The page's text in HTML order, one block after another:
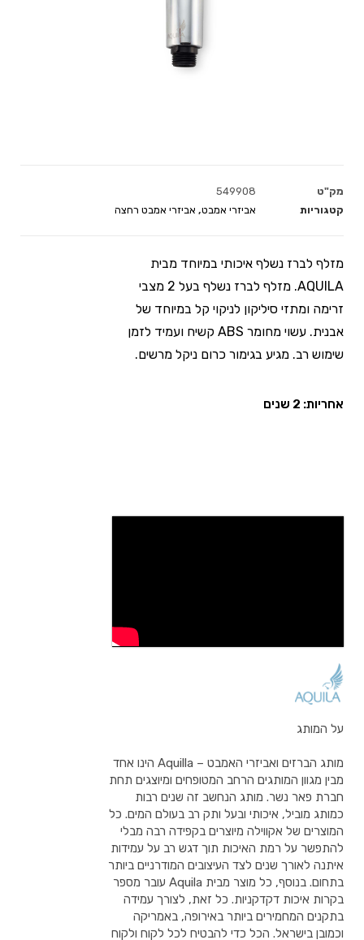
מק"ט
549908
קטגוריות
אביזרי אמבט, אביזרי אמבט רחצה
מזלף לברז נשלף איכותי במיוחד מבית
AQUILA. מזלף לברז נשלף בעל 2 מצבי
זרימה ומתזי סיליקון לניקוי קל במיוחד של
אבנית. עשוי מחומר ABS קשיח ועמיד לזמן
שימוש רב. מגיע בגימור כרום ניקל מרשים.
אחריות: 2 שנים
על המותג
מותג הברזים ואביזרי האמבט – Aquilla הינו אחד
מבין מגוון המותגים הרחב המטופחים ומיוצגים תחת
חברת פאר נשר. מותג הנחשב זה שנים רבות
כמותג מוביל, איכותי ובעל ותק רב בעולם המים. כל
המוצרים של אקווילה מיוצרים בקפידה רבה מבלי
להתפשר על רמת האיכות תוך דגש רב על עמידות
איתנה לאורך שנים לצד העיצובים המודרניים ביותר
בתחום. בנוסף, כל מוצר מבית Aquila עובר מספר
בקרות איכות דקדקניות. כל זאת, לצורך עמידה
בתקנים המחמירים ביותר באירופה, באמריקה
וכמובן בישראל. הכל כדי להבטיח לכל לקוח ולקוח